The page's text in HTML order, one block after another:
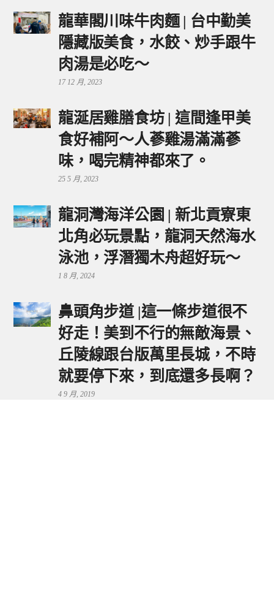
龍華閣川味牛肉麵 | 台中勤美
隱藏版美食，水餃、炒手跟牛
肉湯是必吃～
17 12 月, 2023
龍涎居雞膳食坊 | 這間逢甲美
食好補阿～人蔘雞湯滿滿蔘
味，喝完精神都來了。
25 5 月, 2023
龍洞灣海洋公園 | 新北貢寮東
北角必玩景點，龍洞天然海水
泳池，浮潛獨木舟超好玩～
1 8 月, 2024
鼻頭角步道 |這一條步道很不
好走！美到不行的無敵海景、
丘陵線跟台版萬里長城，不時
就要停下來，到底還多長啊？
4 9 月, 2019